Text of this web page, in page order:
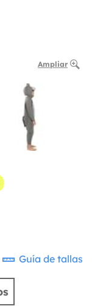
Ampliar
Guía de tallas